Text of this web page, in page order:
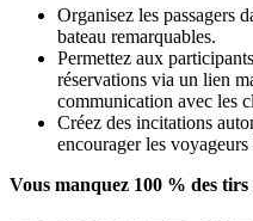
Organisez les passagers
bateau remarquables.
Permettez aux
réservations via un lien
communication avec les
Créez des incitations
encourager les
Vous manquez 100 % des tirs